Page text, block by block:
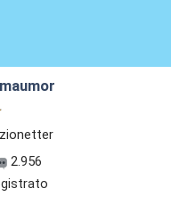
maumor
2.956